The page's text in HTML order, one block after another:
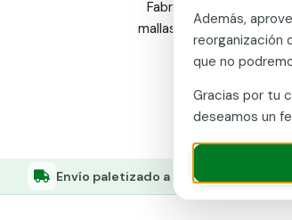
Además,
reorganización
que no
Gracias por tu
deseamos un
Fabricante en Murcia
mallas, postes, puertas
toda España
Envío paletizado a Fresnedilla (Ávila)